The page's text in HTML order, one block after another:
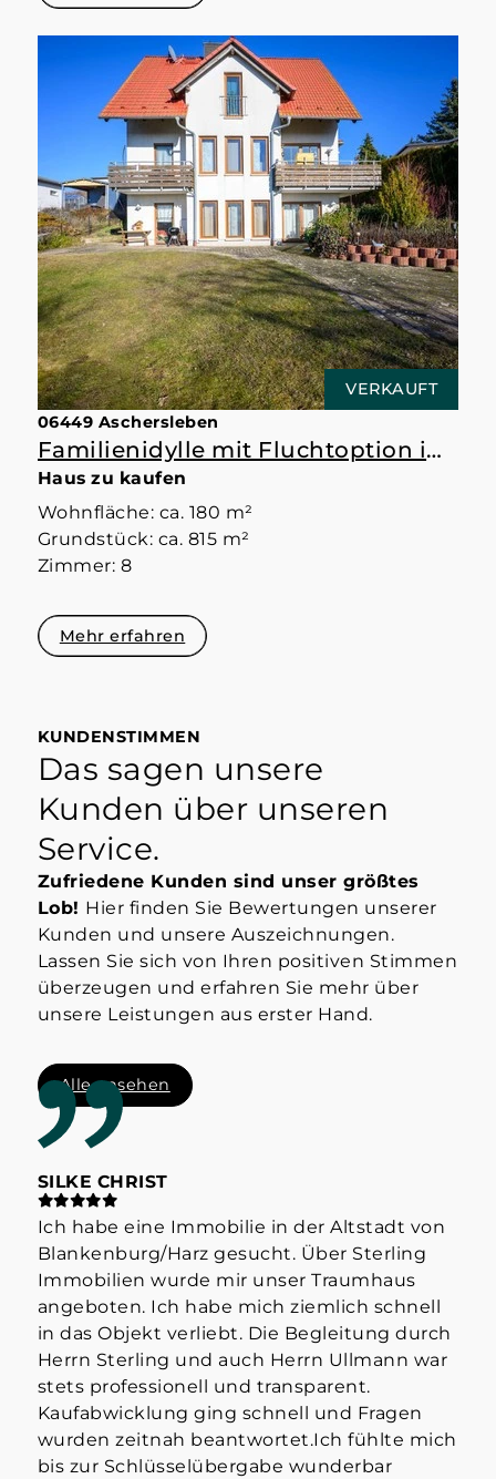
VERKAUFT
06449 Aschersleben
Familienidylle mit Fluchtoption im Souterrain.
Haus zu kaufen
Wohnfläche: ca. 180 m²
Grundstück: ca. 815 m²
Zimmer: 8
Mehr erfahren
KUNDENSTIMMEN
Das sagen unsere
Kunden über unseren
Service.
Zufriedene Kunden sind unser größtes
Lob! Hier finden Sie Bewertungen unserer
Kunden und unsere Auszeichnungen.
Lassen Sie sich von Ihren positiven Stimmen
überzeugen und erfahren Sie mehr über
unsere Leistungen aus erster Hand.
Alle ansehen
SILKE CHRIST
Ich habe eine Immobilie in der Altstadt von
Blankenburg/Harz gesucht. Über Sterling
Immobilien wurde mir unser Traumhaus
angeboten. Ich habe mich ziemlich schnell
in das Objekt verliebt. Die Begleitung durch
Herrn Sterling und auch Herrn Ullmann war
stets professionell und transparent.
Kaufabwicklung ging schnell und Fragen
wurden zeitnah beantwortet.Ich fühlte mich
bis zur Schlüsselübergabe wunderbar